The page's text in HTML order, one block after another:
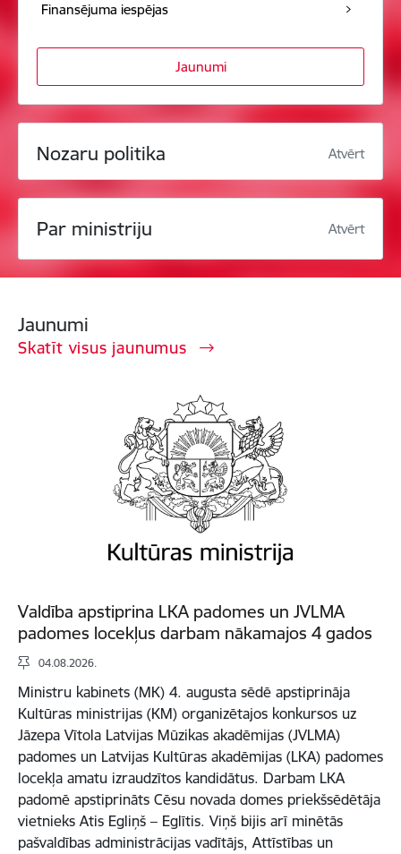
Finansējuma iespējas
Jaunumi
Nozaru politika Atvērt
Par ministriju Atvērt
Jaunumi
Skatīt visus jaunumus
Valdība apstiprina LKA padomes un JVLMA
padomes locekļus darbam nākamajos 4 gados
04.08.2026.
Ministru kabinets (MK) 4. augusta sēdē apstiprināja
Kultūras ministrijas (KM) organizētajos konkursos uz
Jāzepa Vītola Latvijas Mūzikas akadēmijas (JVLMA)
padomes un Latvijas Kultūras akadēmijas (LKA) padomes
locekļa amatu izraudzītos kandidātus. Darbam LKA
padomē apstiprināts Cēsu novada domes priekšsēdētāja
vietnieks Atis Egliņš – Eglītis. Viņš bijis arī minētās
pašvaldības administrācijas vadītājs, Attīstības un